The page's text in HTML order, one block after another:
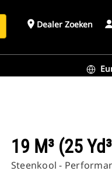
place Dealer Zoeken
19 M³ (25
Steenkool -